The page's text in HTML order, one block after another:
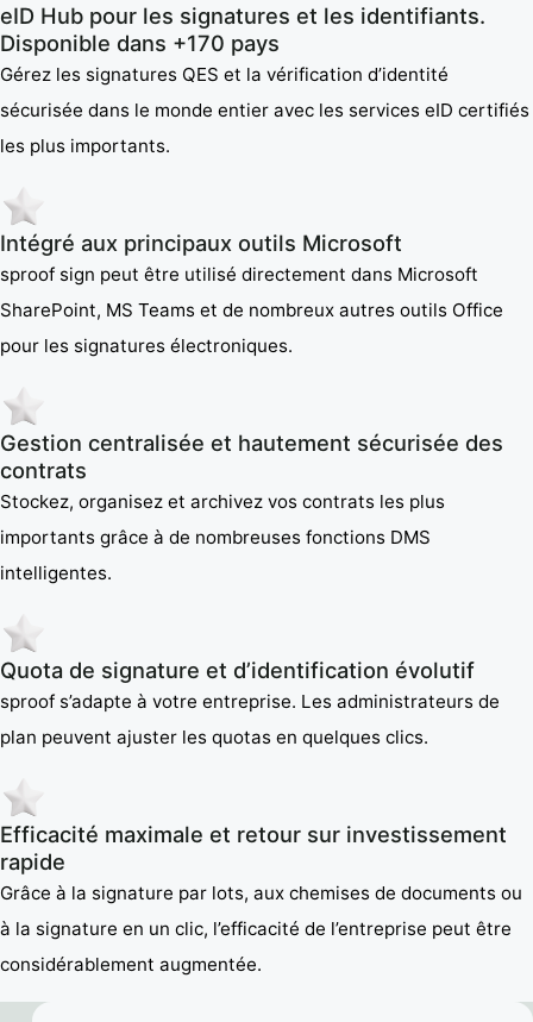
eID Hub pour les signatures et les identifiants.
Disponible dans +170 pays
Gérez les signatures QES et la vérification d’identité
sécurisée dans le monde entier avec les services eID certifiés
les plus importants.
Intégré aux principaux outils Microsoft
sproof sign peut être utilisé directement dans Microsoft
SharePoint, MS Teams et de nombreux autres outils Office
pour les signatures électroniques.
Gestion centralisée et hautement sécurisée des
contrats
Stockez, organisez et archivez vos contrats les plus
importants grâce à de nombreuses fonctions DMS
intelligentes.
Quota de signature et d’identification évolutif
sproof s’adapte à votre entreprise. Les administrateurs de
plan peuvent ajuster les quotas en quelques clics.
Efficacité maximale et retour sur investissement
rapide
Grâce à la signature par lots, aux chemises de documents ou
à la signature en un clic, l’efficacité de l’entreprise peut être
considérablement augmentée.